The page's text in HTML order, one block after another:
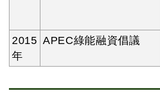
2015
年
APEC綠能融資倡議